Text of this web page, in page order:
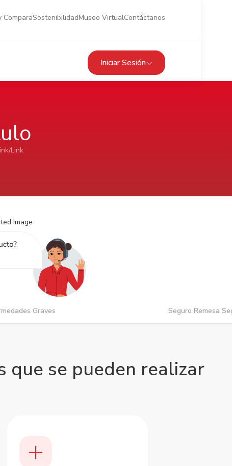
ComparaSostenibilidadMuseo VirtualContáctanos
Iniciar Sesión
Link
Graves Seguro Remesa
que se pueden realizar